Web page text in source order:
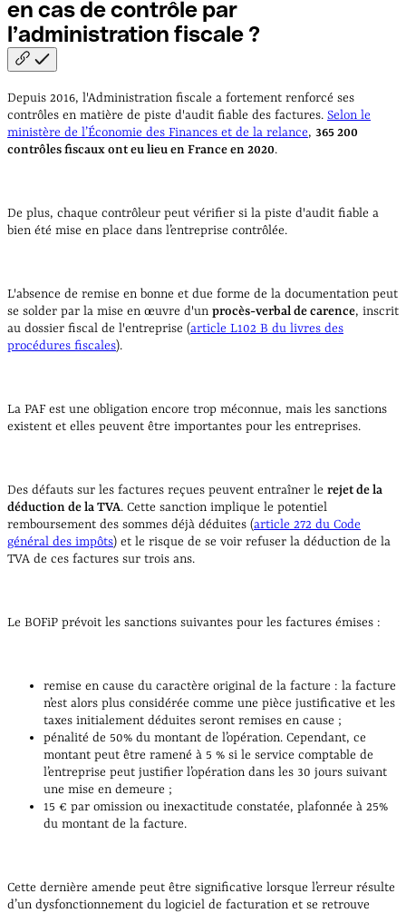
en cas de contrôle par
l’administration fiscale ?
Depuis 2016, l'Administration fiscale a fortement renforcé ses
contrôles en matière de piste d'audit fiable des factures. Selon le
ministère de l’Économie des Finances et de la relance, 365 200
contrôles fiscaux ont eu lieu en France en 2020.
De plus, chaque contrôleur peut vérifier si la piste d'audit fiable a
bien été mise en place dans l’entreprise contrôlée.
L'absence de remise en bonne et due forme de la documentation peut
se solder par la mise en œuvre d'un procès-verbal de carence, inscrit
au dossier fiscal de l'entreprise (article L102 B du livres des
procédures fiscales).
La PAF est une obligation encore trop méconnue, mais les sanctions
existent et elles peuvent être importantes pour les entreprises.
Des défauts sur les factures reçues peuvent entraîner le rejet de la
déduction de la TVA. Cette sanction implique le potentiel
remboursement des sommes déjà déduites (article 272 du Code
général des impôts) et le risque de se voir refuser la déduction de la
TVA de ces factures sur trois ans.
Le BOFiP prévoit les sanctions suivantes pour les factures émises :
remise en cause du caractère original de la facture : la facture
n’est alors plus considérée comme une pièce justificative et les
taxes initialement déduites seront remises en cause ;
pénalité de 50% du montant de l’opération. Cependant, ce
montant peut être ramené à 5 % si le service comptable de
l’entreprise peut justifier l’opération dans les 30 jours suivant
une mise en demeure ;
15 € par omission ou inexactitude constatée, plafonnée à 25%
du montant de la facture.
Cette dernière amende peut être significative lorsque l’erreur résulte
d’un dysfonctionnement du logiciel de facturation et se retrouve